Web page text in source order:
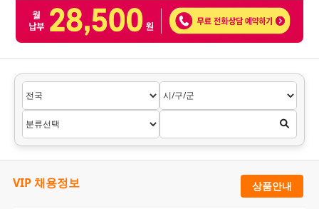
VIP 채용정보 상품안내